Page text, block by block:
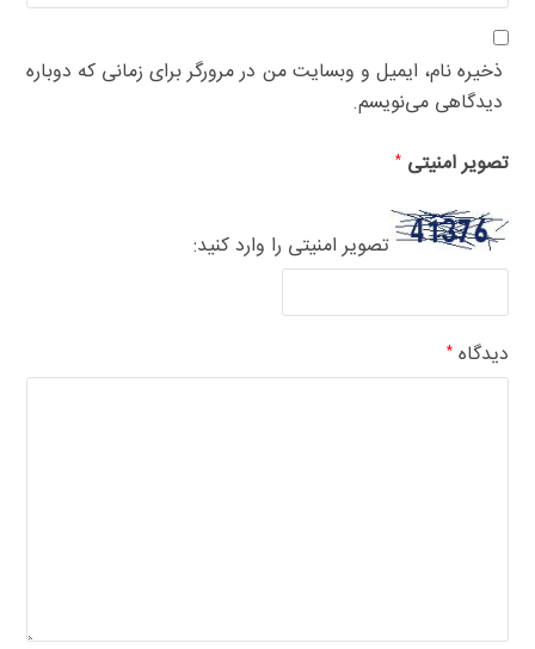
ذخیره نام، ایمیل و وبسایت من در مرورگر برای زمانی که دوباره
دیدگاهی می‌نویسم.
تصویر امنیتی*
تصویر امنیتی را وارد کنید:
دیدگاه*